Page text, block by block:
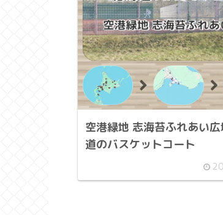
空港緑地 志海苔ふれあい
道のバスケットコート